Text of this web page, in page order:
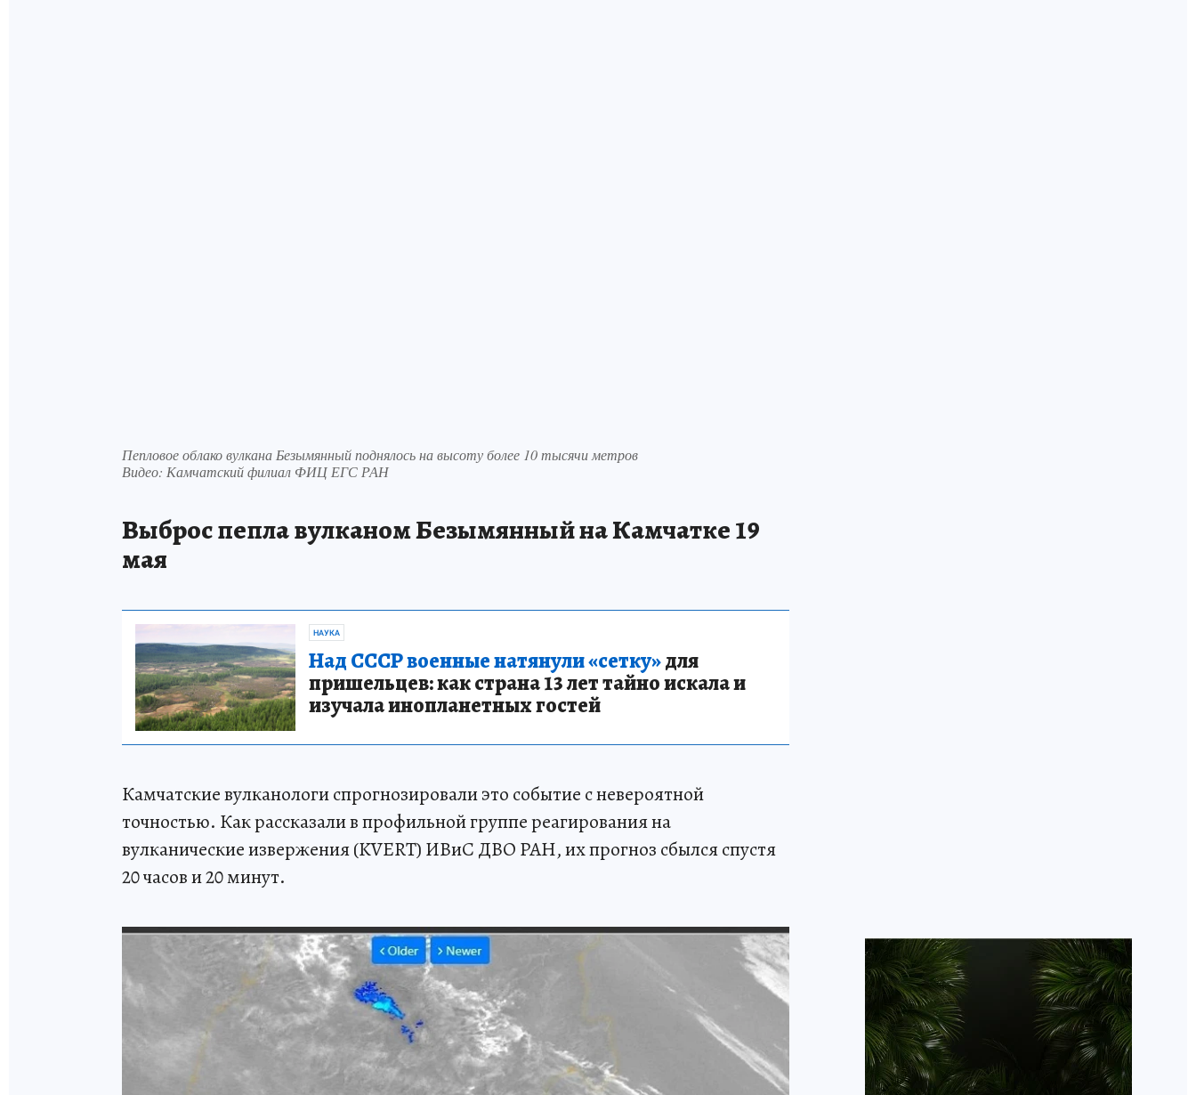
Пепловое облако вулкана Безымянный поднялось на высоту более 10 тысячи метров
Видео: Камчатский филиал ФИЦ ЕГС РАН
Выброс пепла вулканом Безымянный на Камчатке 19
мая
НАУКА
Над СССР военные натянули «сетку»для
пришельцев: как страна 13 лет тайно искала и
изучала инопланетных гостей
Камчатские вулканологи спрогнозировали это событие с невероятной
точностью. Как рассказали в профильной группе реагирования на
вулканические извержения (KVERT) ИВиС ДВО РАН, их прогноз сбылся спустя
20 часов и 20 минут.